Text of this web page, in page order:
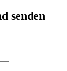
senden